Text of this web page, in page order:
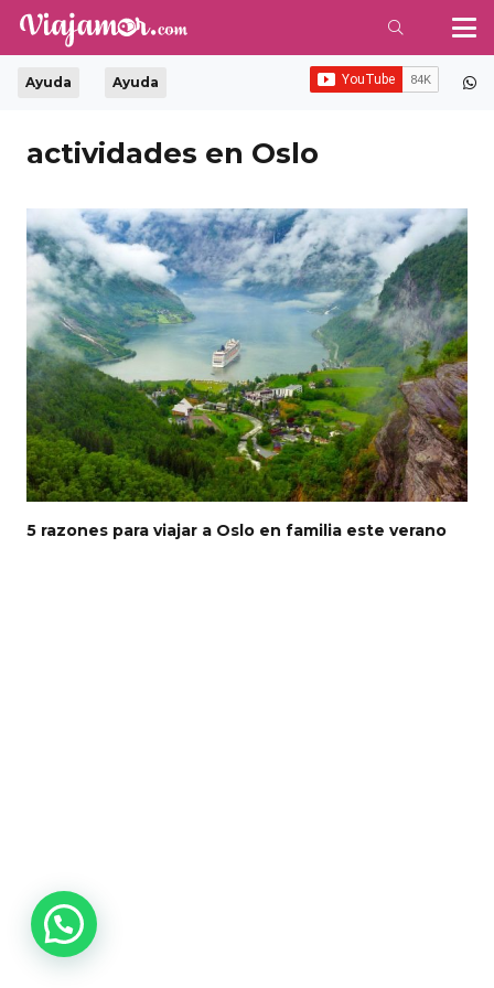
Ayuda Ayuda
actividades en Oslo
5 razones para viajar a Oslo en familia este verano